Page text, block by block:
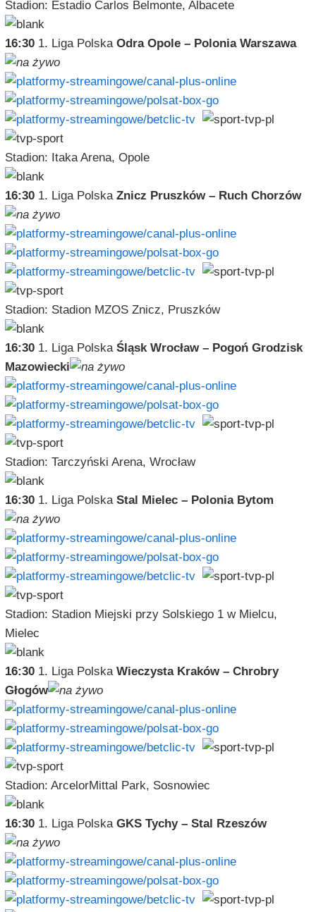
Stadion: Estadio Carlos Belmonte, Albacete
16:301. Liga Polska Odra Opole – Polonia Warszawa
Stadion: Itaka Arena, Opole
16:301. Liga Polska Znicz Pruszków – Ruch Chorzów
Stadion: Stadion MZOS Znicz, Pruszków
16:301. Liga Polska Śląsk Wrocław – Pogoń Grodzisk
Mazowiecki
Stadion: Tarczyński Arena, Wrocław
16:301. Liga Polska Stal Mielec – Polonia Bytom
Stadion: Stadion Miejski przy Solskiego 1 w Mielcu,
Mielec
16:301. Liga Polska Wieczysta Kraków – Chrobry
Głogów
Stadion: ArcelorMittal Park, Sosnowiec
16:301. Liga Polska GKS Tychy – Stal Rzeszów